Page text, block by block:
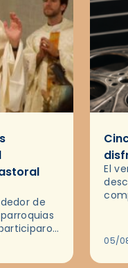
de
El
05/